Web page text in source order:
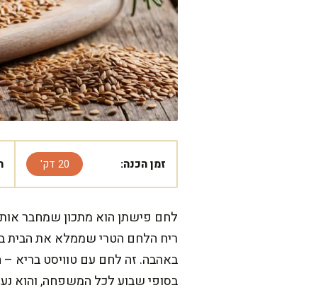
זמן הכנה: 20 דק'
לחם פישתן הוא מתכון שמחבר
ריח הלחם הטרי שממלא את הבית
באהבה. זה לחם עם טוויסט בריא –
בסופי שבוע לכל המשפחה, והוא